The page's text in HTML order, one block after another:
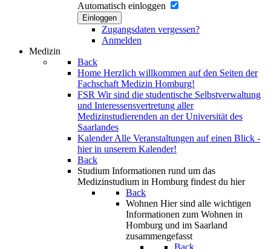
Automatisch einloggen
Einloggen
Zugangsdaten vergessen?
Anmelden
Medizin
Back
Home Herzlich willkommen auf den Seiten der
Fachschaft Medizin Homburg!
FSR Wir sind die studentische Selbstverwaltung
und Interessensvertretung aller
Medizinstudierenden an der Universität des
Saarlandes
KalenderAlle Veranstaltungen auf einen Blick -
hier in unserem Kalender!
Back
Studium Informationen rund um das
Medizinstudium in Homburg findest du hier
Back
Wohnen Hier sind alle wichtigen
Informationen zum Wohnen in
Homburg und im Saarland
zusammengefasst